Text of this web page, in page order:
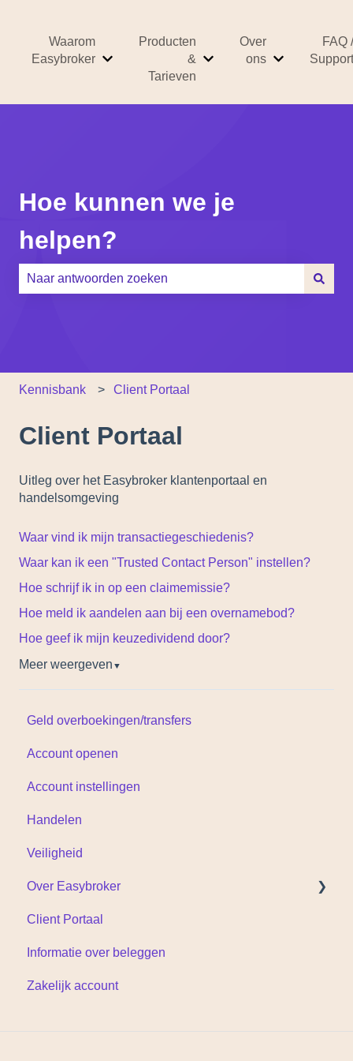
Waarom
Easybroker
Submenu tonen voor Waarom Easybroker
Producten
&
Tarieven
Submenu tonen voor
Over
ons
Submenu
FAQ /
Support
Hoe kunnen we je
helpen?
Kennisbank Client Portaal
Client Portaal
Uitleg over het Easybroker klantenportaal en
handelsomgeving
Waar vind ik mijn transactiegeschiedenis?
Waar kan ik een "Trusted Contact Person" instellen?
Hoe schrijf ik in op een claimemissie?
Hoe meld ik aandelen aan bij een overnamebod?
Hoe geef ik mijn keuzedividend door?
Meer weergeven ▼
Geld overboekingen/transfers
Account openen
Account instellingen
Handelen
Veiligheid
Over Easybroker
Documenten
Client Portaal
Informatie over beleggen
Zakelijk account